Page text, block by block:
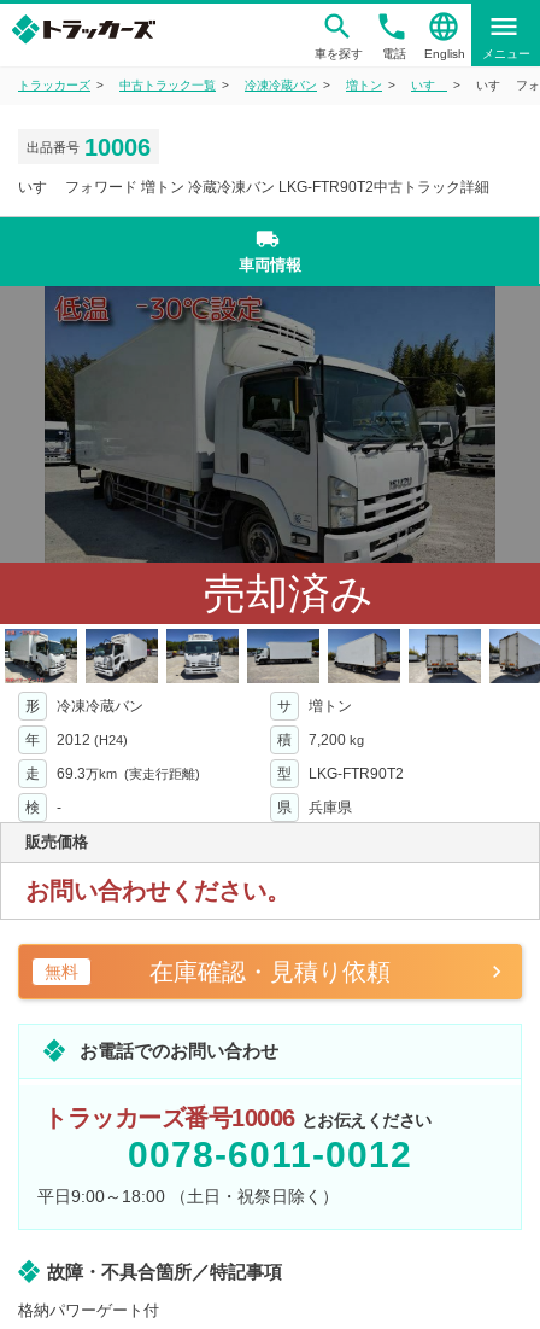
車を探す
phone
電話
language
English
menu
メニュー
トラッカーズ 中古トラック一覧 冷凍冷蔵バン 増トン いすゞ いすゞ フ
出品番号 10006
いすゞ フォワード 増トン 冷蔵冷凍バン LKG-FTR90T2中古トラック詳細
local_shipping
車両情報
売却済み
形 冷凍冷蔵バン サ
増トン
年
2012 (H24) 積 7,200 kg
走 69.3万km (実走行距離) 型
LKG-FTR90T2
検
- 県 兵庫県
販売価格
お問い合わせください。
無料 在庫確認・見積り依頼
お電話でのお問い合わせ
トラッカーズ番号10006 とお伝えください
0078-6011-0012
平日9:00～18:00 （土日・祝祭日除く）
故障・不具合箇所／特記事項
格納パワーゲート付